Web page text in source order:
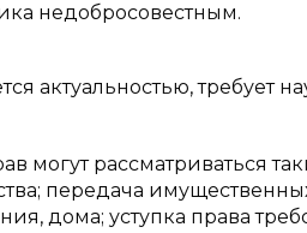
недобросовестным.
актуальностью, требует
могут рассматриваться
передача
дома; уступка права